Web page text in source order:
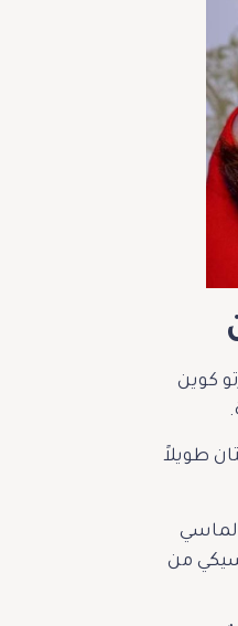
كوين
طويلاً
من